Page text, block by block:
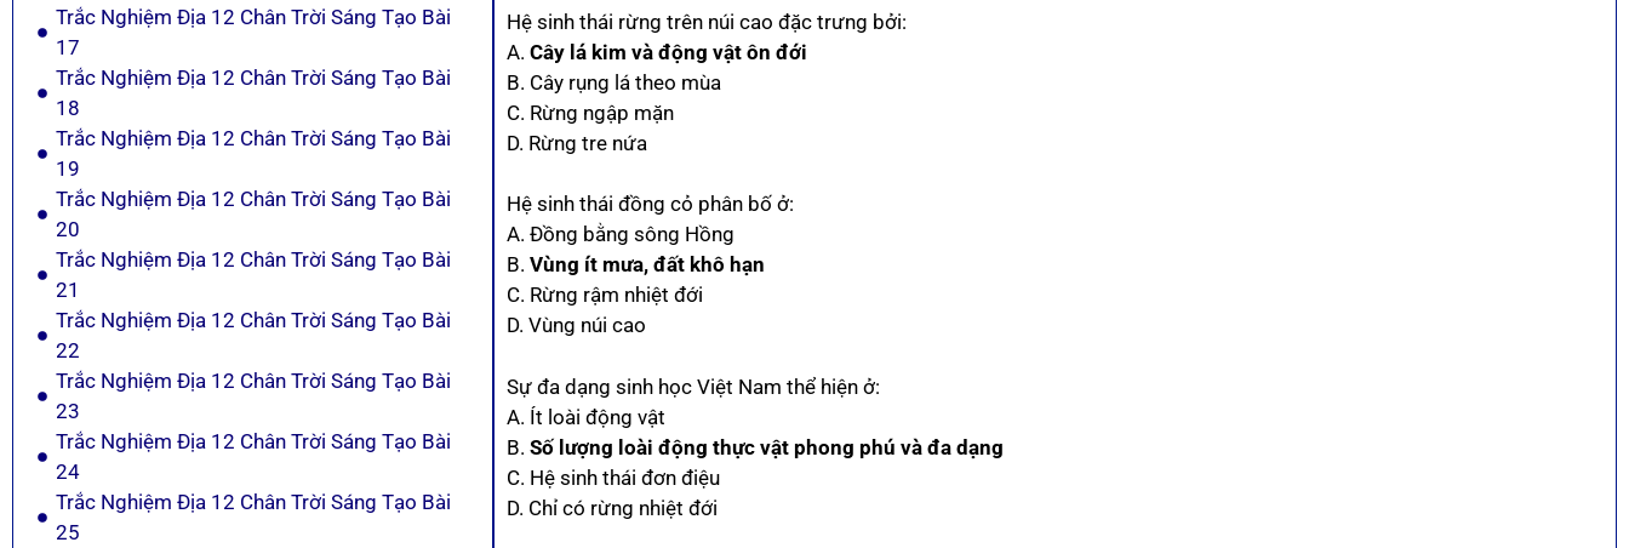
Trắc Nghiệm Địa 12 Chân Trời Sáng Tạo Bài
17
Trắc Nghiệm Địa 12 Chân Trời Sáng Tạo Bài
18
Trắc Nghiệm Địa 12 Chân Trời Sáng Tạo Bài
19
Trắc Nghiệm Địa 12 Chân Trời Sáng Tạo Bài
20
Trắc Nghiệm Địa 12 Chân Trời Sáng Tạo Bài
21
Trắc Nghiệm Địa 12 Chân Trời Sáng Tạo Bài
22
Trắc Nghiệm Địa 12 Chân Trời Sáng Tạo Bài
23
Trắc Nghiệm Địa 12 Chân Trời Sáng Tạo Bài
24
Trắc Nghiệm Địa 12 Chân Trời Sáng Tạo Bài
25
Hệ sinh thái rừng trên núi cao đặc trưng bởi:
A.Cây lá kim và động vật ôn đới
B. Cây rụng lá theo mùa
C. Rừng ngập mặn
D. Rừng tre nứa
Hệ sinh thái đồng cỏ phân bố ở:
A. Đồng bằng sông Hồng
B.Vùng ít mưa, đất khô hạn
C. Rừng rậm nhiệt đới
D. Vùng núi cao
Sự đa dạng sinh học Việt Nam thể hiện ở:
A. Ít loài động vật
B.Số lượng loài động thực vật phong phú và đa dạng
C. Hệ sinh thái đơn điệu
D. Chỉ có rừng nhiệt đới